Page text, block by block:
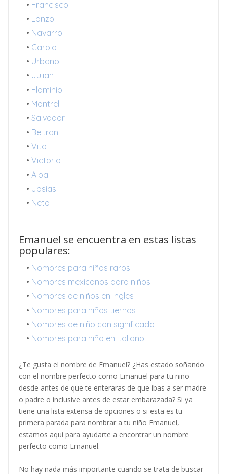
• Francisco
• Lonzo
• Navarro
• Carolo
• Urbano
• Julian
• Flaminio
• Montrell
• Salvador
• Beltran
• Vito
• Victorio
• Alba
• Josias
• Neto
Emanuel se encuentra en estas listas
populares:
• Nombres para niños raros
• Nombres mexicanos para niños
• Nombres de niños en ingles
• Nombres para niños tiernos
• Nombres de niño con significado
• Nombres para niño en italiano
¿Te gusta el nombre de Emanuel? ¿Has estado soñando
con el nombre perfecto como Emanuel para tu niño
desde antes de que te enteraras de que ibas a ser madre
o padre o inclusive antes de estar embarazada? Si ya
tiene una lista extensa de opciones o si esta es tu
primera parada para nombrar a tu niño Emanuel,
estamos aquí para ayudarte a encontrar un nombre
perfecto como Emanuel.
No hay nada más importante cuando se trata de buscar